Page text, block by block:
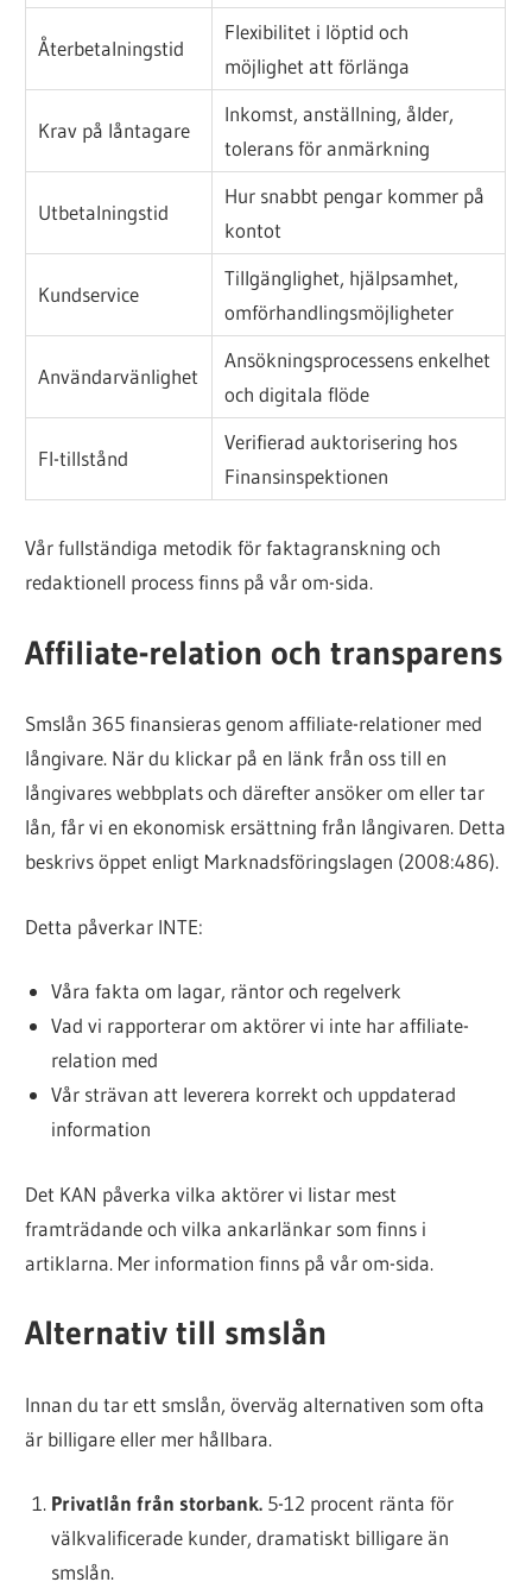
Återbetalningstid
Flexibilitet i löptid och
möjlighet att förlänga
Krav på låntagare
Inkomst, anställning, ålder,
tolerans för anmärkning
Utbetalningstid
Hur snabbt pengar kommer på
kontot
Kundservice
Tillgänglighet, hjälpsamhet,
omförhandlingsmöjligheter
Användarvänlighet
Ansökningsprocessens enkelhet
och digitala flöde
FI-tillstånd
Verifierad auktorisering hos
Finansinspektionen
Vår fullständiga metodik för faktagranskning och
redaktionell process finns på vår om-sida.
Affiliate-relation och transparens
Smslån 365 finansieras genom affiliate-relationer med
långivare. När du klickar på en länk från oss till en
långivares webbplats och därefter ansöker om eller tar
lån, får vi en ekonomisk ersättning från långivaren. Detta
beskrivs öppet enligt Marknadsföringslagen (2008:486).
Detta påverkar INTE:
Våra fakta om lagar, räntor och regelverk
Vad vi rapporterar om aktörer vi inte har affiliate-
relation med
Vår strävan att leverera korrekt och uppdaterad
information
Det KAN påverka vilka aktörer vi listar mest
framträdande och vilka ankarlänkar som finns i
artiklarna. Mer information finns på vår om-sida.
Alternativ till smslån
Innan du tar ett smslån, överväg alternativen som ofta
är billigare eller mer hållbara.
Privatlån från storbank.5-12 procent ränta för
välkvalificerade kunder, dramatiskt billigare än
smslån.